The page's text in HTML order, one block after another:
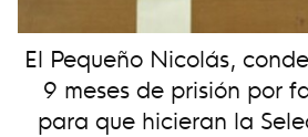
El Pequeño Nicolás,
9 meses de prisión por
para que hicieran la